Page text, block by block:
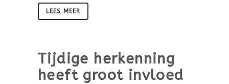
LEES MEER
Tijdige herkenning
heeft groot invloed